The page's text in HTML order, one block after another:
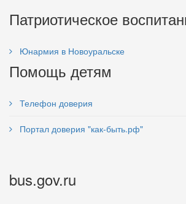
Патриотическое
Юнармия в Новоуральске
Помощь детям
Телефон доверия
Портал доверия "как-быть.рф"
bus.gov.ru